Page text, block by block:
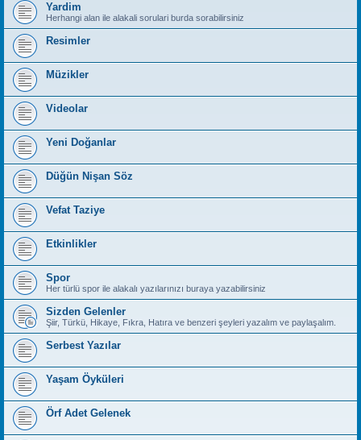
Yardim
Herhangi alan ile alakali sorulari burda sorabilirsiniz
Resimler
Müzikler
Videolar
Yeni Doğanlar
Düğün Nişan Söz
Vefat Taziye
Etkinlikler
Spor
Her türlü spor ile alakalı yazılarınızı buraya yazabilirsiniz
Sizden Gelenler
Şiir, Türkü, Hikaye, Fıkra, Hatıra ve benzeri şeyleri yazalım ve paylaşalım.
Serbest Yazılar
Yaşam Öyküleri
Örf Adet Gelenek